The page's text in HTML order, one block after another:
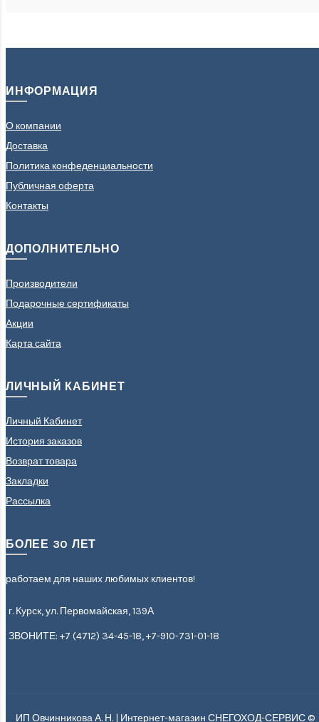
ИНФОРМАЦИЯ
О компании
Доставка
Политика конфеденциальности
Публичная оферта
Контакты
ДОПОЛНИТЕЛЬНО
Производители
Подарочные сертификаты
Акции
Карта сайта
ЛИЧНЫЙ КАБИНЕТ
Личный Кабинет
История заказов
Возврат товара
Закладки
Рассылка
БОЛЕЕ 30 ЛЕТ
работаем для наших любимых клиентов!
г. Курск, ул. Первомайская, 139А
ЗВОНИТЕ: +7 (4712) 34-45-18, +7-910-731-01-18
ИП Овчинникова А. Н. | Интернет-магазин СНЕГОХОД-СЕРВИС ©